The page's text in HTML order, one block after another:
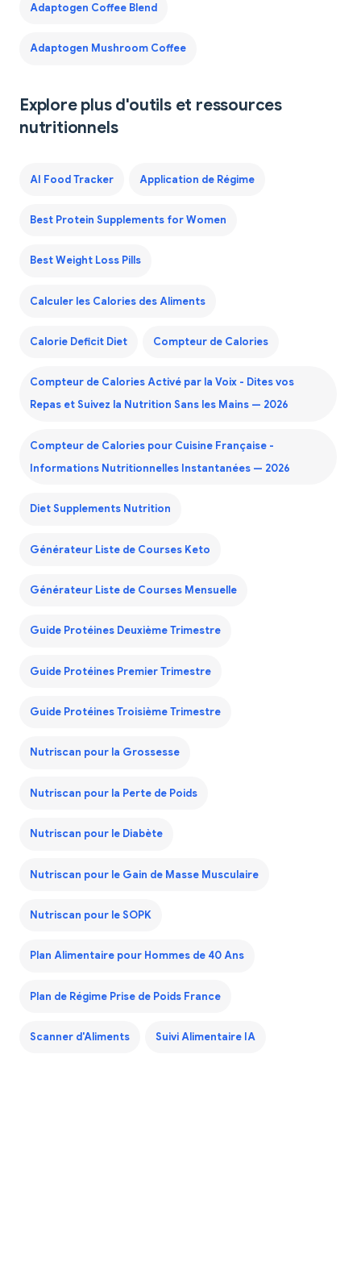
Adaptogen Coffee Blend
Adaptogen Mushroom Coffee
Explore plus d'outils et ressources
nutritionnels
AI Food Tracker Application de Régime
Best Protein Supplements for Women
Best Weight Loss Pills
Calculer les Calories des Aliments
Calorie Deficit Diet Compteur de Calories
Compteur de Calories Activé par la Voix - Dites vos
Repas et Suivez la Nutrition Sans les Mains — 2026
Compteur de Calories pour Cuisine Française -
Informations Nutritionnelles Instantanées — 2026
Diet Supplements Nutrition
Générateur Liste de Courses Keto
Générateur Liste de Courses Mensuelle
Guide Protéines Deuxième Trimestre
Guide Protéines Premier Trimestre
Guide Protéines Troisième Trimestre
Nutriscan pour la Grossesse
Nutriscan pour la Perte de Poids
Nutriscan pour le Diabète
Nutriscan pour le Gain de Masse Musculaire
Nutriscan pour le SOPK
Plan Alimentaire pour Hommes de 40 Ans
Plan de Régime Prise de Poids France
Scanner d'Aliments Suivi Alimentaire IA